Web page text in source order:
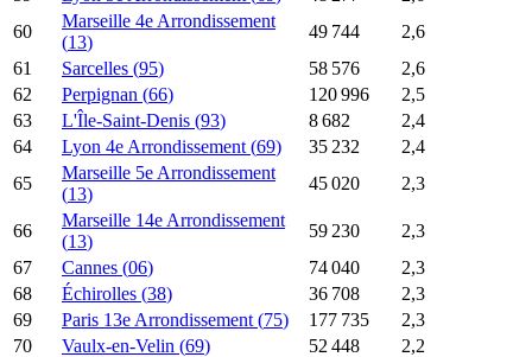
60
Marseille 4e Arrondissement
(13)
49 744
2,6
61
Sarcelles (95) 58 576
2,6
62
Perpignan (66) 120 996
2,5
63
L'Île-Saint-Denis (93) 8 682
2,4
64
Lyon 4e Arrondissement (69) 35 232
2,4
65
Marseille 5e Arrondissement
(13)
45 020 2,3
66
Marseille 14e Arrondissement
(13)
59 230
2,3
67
Cannes (06) 74 040
2,3
68
Échirolles (38) 36 708
2,3
69
Paris 13e Arrondissement (75) 177 735
2,3
70
Vaulx-en-Velin (69) 52 448
2,2